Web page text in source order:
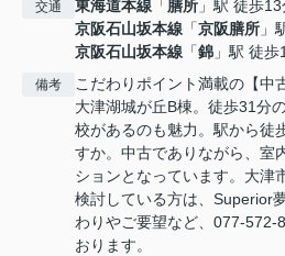
交通 東海道本線 「膳所 」駅 徒歩
京阪石山坂本線 「京阪膳所 」
京阪石山坂本線 「錦 」駅 徒歩
備考
こだわりポイント満載の【中
大津湖城が丘B棟。徒歩31分
校があるのも魅力。駅から徒
すか。中古でありながら、室
ションとなっています。大津
検討している方は、Superior
わりやご要望など、077-572-
おります。